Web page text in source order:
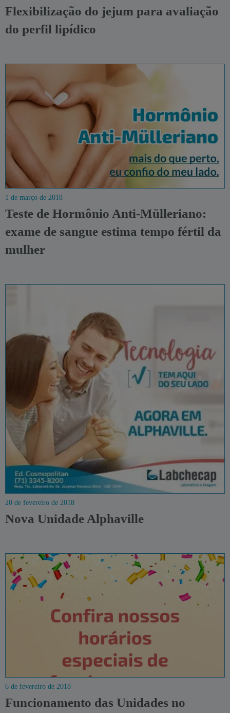
Flexibilização do jejum para avaliação
do perfil lipídico
1 de março de 2018
Teste de Hormônio Anti-Mülleriano:
exame de sangue estima tempo fértil da
mulher
20 de fevereiro de 2018
Nova Unidade Alphaville
6 de fevereiro de 2018
Funcionamento das Unidades no